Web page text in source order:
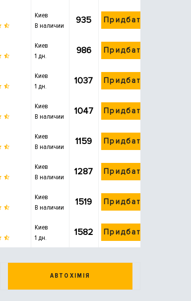
Киев
В наличии
935 Придбати
Киев
1 дн.
986 Придбати
Киев
1 дн.
1037 Придбати
Киев
В наличии
1047 Придбати
Киев
В наличии
1159 Придбати
Киев
В наличии
1287 Придбати
Киев
В наличии
1519 Придбати
Киев
1 дн.
1582 Придбати
АВТОХІМІЯ